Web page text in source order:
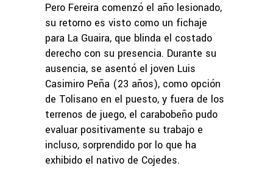
Pero Fereira comenzó el año lesionado,
su retorno es visto como un fichaje
para La Guaira, que blinda el costado
derecho con su presencia. Durante su
ausencia, se asentó el joven Luis
Casimiro Peña (23 años), como opción
de Tolisano en el puesto, y fuera de los
terrenos de juego, el carabobeño pudo
evaluar positivamente su trabajo e
incluso, sorprendido por lo que ha
exhibido el nativo de Cojedes.